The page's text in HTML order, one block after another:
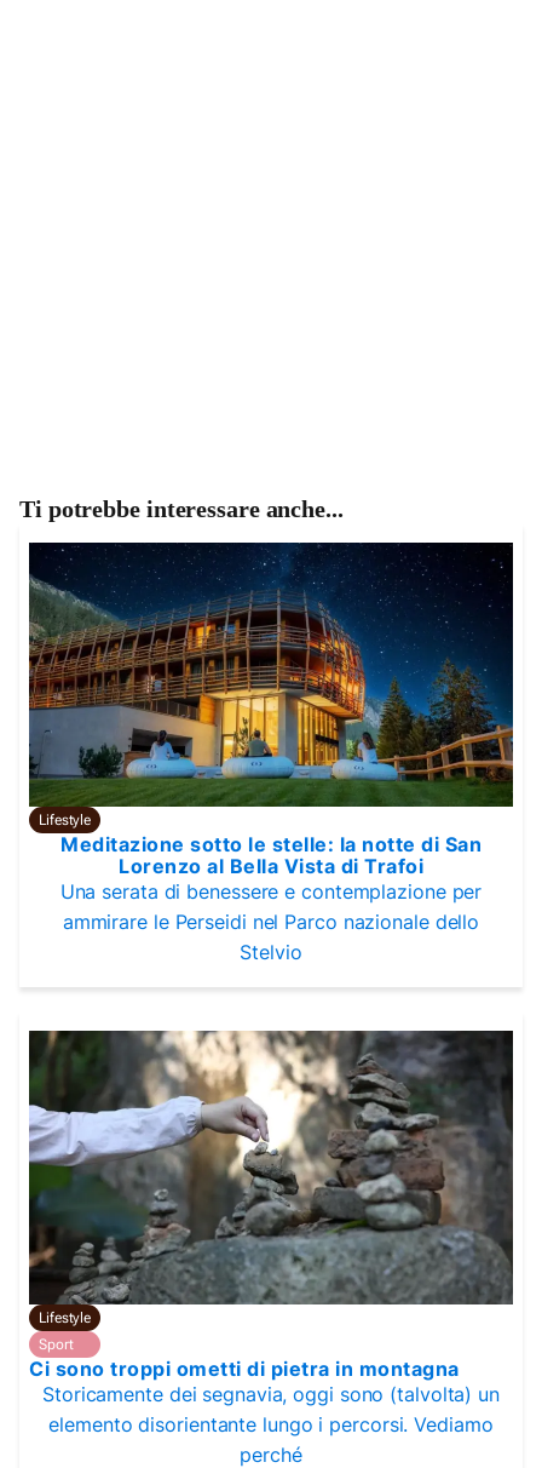
Ti potrebbe interessare anche...
Lifestyle
Meditazione sotto le stelle: la notte di San
Lorenzo al Bella Vista di Trafoi
Una serata di benessere e contemplazione per
ammirare le Perseidi nel Parco nazionale dello
Stelvio
Lifestyle
Sport
Ci sono troppi ometti di pietra in montagna
Storicamente dei segnavia, oggi sono (talvolta) un
elemento disorientante lungo i percorsi. Vediamo
perché